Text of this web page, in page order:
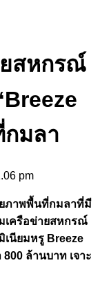
สหกรณ์
กมลา
pm
ภาพพื้นที่กมลาที่มี
เครือข่ายสหกรณ์
เนียมหรู Breeze
ล้านบาท เจาะ